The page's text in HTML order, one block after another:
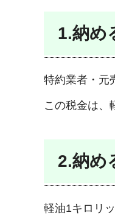
1.納め
特約業者・元
この税金は、
2.納め
軽油1キロリ